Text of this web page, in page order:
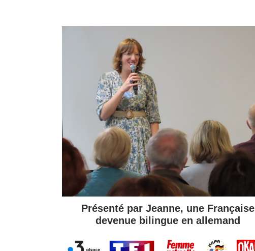
Présenté par Jeanne, une Française
devenue bilingue en allemand